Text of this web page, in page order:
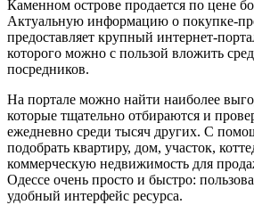
Каменном острове продается по цене
Актуальную информацию о покупке-
предоставляет крупный интернет-
которого можно с пользой вложить
посредников.
На портале можно найти наиболее
которые тщательно отбираются и
ежедневно среди тысяч других. С
подобрать квартиру, дом, участок,
коммерческую недвижимость для
Одессе очень просто и быстро:
удобный интерфейс ресурса.